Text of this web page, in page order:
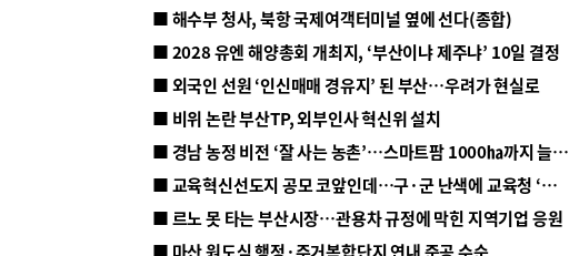
■ 해수부 청사, 북항 국제여객터미널 옆에 선다(종합)
■ 2028 유엔 해양총회 개최지, ‘부산이냐 제주냐’ 10일 결정
■ 외국인 선원 ‘인신매매 경유지’ 된 부산…우려가 현실로
■ 비위 논란 부산TP, 외부인사 혁신위 설치
■ 경남 농정 비전 ‘잘 사는 농촌’…스마트팜 1000㏊까지 늘린다
■ 교육혁신선도지 공모 코앞인데…구·군 난색에 교육청 ‘쩔쩔’
■ 르노 못 타는 부산시장…관용차 규정에 막힌 지역기업 응원
■ 마산 원도심 행정·주거복합단지 연내 준공 수순